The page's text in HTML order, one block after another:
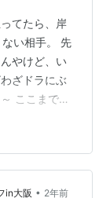
てたら、岸
い相手。 先
やけど、い
ざドラにぶ
ここまでの
が打たれた
イマイチで、
っといつも
ですぎ一発
in大阪 • 2年前